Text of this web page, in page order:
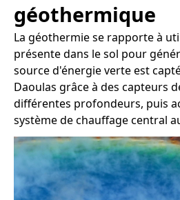
géothermique
La géothermie se rapporte à
présente dans le sol pour
source d'énergie verte est
Daoulas grâce à des capteurs
différentes profondeurs, puis
système de chauffage central